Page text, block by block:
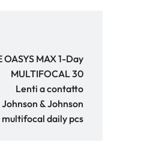
OASYS MAX 1-Day
MULTIFOCAL 30
Lenti a contatto
Johnson & Johnson
daily pcs